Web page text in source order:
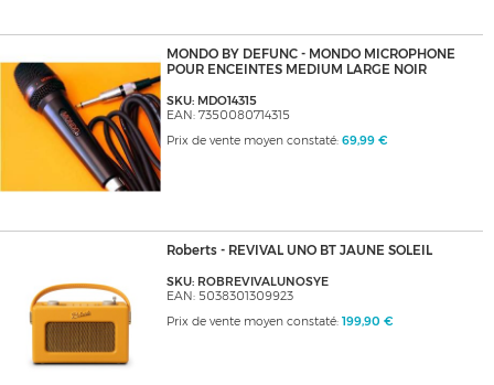
MONDO BY DEFUNC - MONDO MICROPHONE
POUR ENCEINTES MEDIUM LARGE NOIR
SKU: MDO14315
EAN: 7350080714315
Prix de vente moyen constaté: 69,99 €
Roberts - REVIVAL UNO BT JAUNE SOLEIL
SKU: ROBREVIVALUNOSYE
EAN: 5038301309923
Prix de vente moyen constaté: 199,90 €